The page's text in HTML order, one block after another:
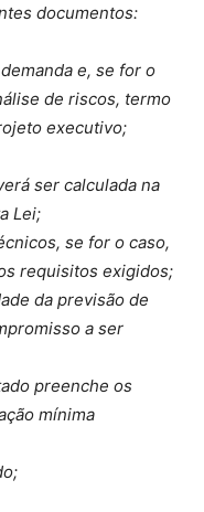
documentos:
e, se for o
de riscos, termo
executivo;
ser calculada na
Lei;
se for o caso,
requisitos exigidos;
da previsão de
a ser
preenche os
mínima